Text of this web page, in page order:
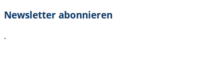
Newsletter abonnieren
.